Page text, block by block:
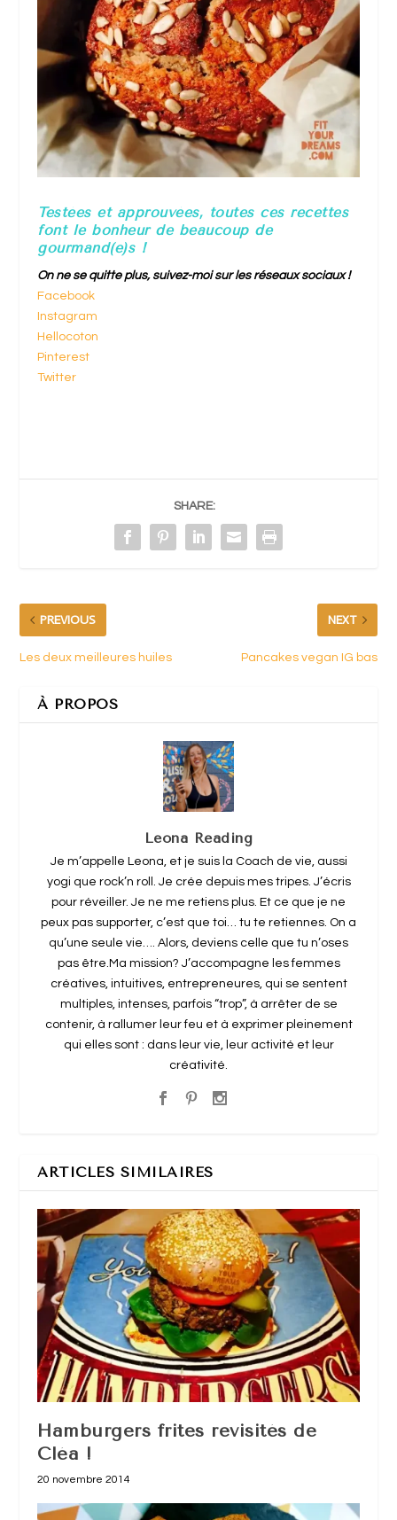
Testées et approuvées, toutes ces recettes
font le bonheur de beaucoup de
gourmand(e)s !
On ne se quitte plus, suivez-moi sur les réseaux sociaux !
Facebook
Instagram
Hellocoton
Pinterest
Twitter
SHARE:
PREVIOUS
Les deux meilleures huiles
NEXT
Pancakes vegan IG bas
À PROPOS
Leona Reading
Je m’appelle Leona, et je suis la Coach de vie, aussi
yogi que rock’n roll. Je crée depuis mes tripes. J’écris
pour réveiller. Je ne me retiens plus. Et ce que je ne
peux pas supporter, c’est que toi… tu te retiennes. On a
qu’une seule vie…. Alors, deviens celle que tu n’oses
pas être.Ma mission? J’accompagne les femmes
créatives, intuitives, entrepreneures, qui se sentent
multiples, intenses, parfois “trop”, à arrêter de se
contenir, à rallumer leur feu et à exprimer pleinement
qui elles sont : dans leur vie, leur activité et leur
créativité.
ARTICLES SIMILAIRES
Hamburgers frites revisités de
Cléa !
20 novembre 2014